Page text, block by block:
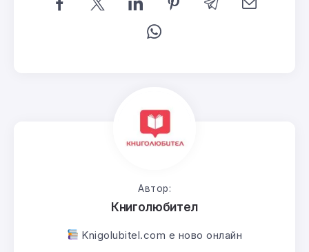
Автор:
Книголюбител
Knigolubitel.com е ново онлайн